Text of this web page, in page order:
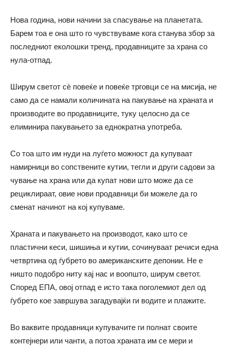
Нова година, нови начини за спасување на планетата.
Барем тоа е она што го чувствуваме кога станува збор за
последниот еколошки тренд, продавниците за храна со
нула-отпад.
Ширум светот сѐ повеќе и повеќе трговци се на мисија, не
само да се намали количината на пакување на храната и
производите во продавниците, туку целосно да се
елиминира пакувањето за еднократна употреба.
Со тоа што им нуди на луѓето можност да купуваат
намирници во сопствените кутии, тегли и други садови за
чување на храна или да купат нови што може да се
рециклираат, овие нови продавници би можеле да го
сменат начинот на кој купуваме.
Храната и пакувањето на производот, како што се
пластични кеси, шишиња и кутии, сочинуваат речиси една
четвртина од ѓубрето во американските депонии. Не е
ништо подобро ниту кај нас и воопшто, ширум светот.
Според ЕПА, овој отпад е исто така поголемиот дел од
ѓубрето кое завршува загадувајќи ги водите и плажите.
Во ваквите продавници купувачите ги полнат своите
контејнери или чанти, а потоа храната им се мери и